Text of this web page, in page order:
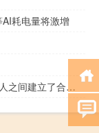
耗电量将激增
Kovach机柜系统在建筑业资深人士和长期商人之间建立了合作关系